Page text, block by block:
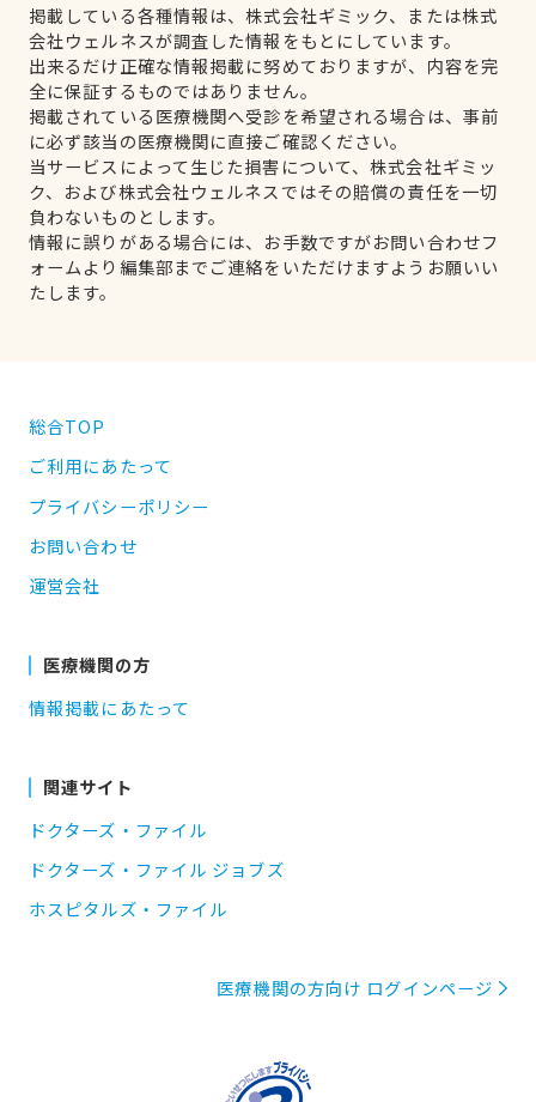
掲載している各種情報は、株式会社ギミック、または株式
会社ウェルネスが調査した情報をもとにしています。
出来るだけ正確な情報掲載に努めておりますが、内容を完
全に保証するものではありません。
掲載されている医療機関へ受診を希望される場合は、事前
に必ず該当の医療機関に直接ご確認ください。
当サービスによって生じた損害について、株式会社ギミッ
ク、および株式会社ウェルネスではその賠償の責任を一切
負わないものとします。
情報に誤りがある場合には、お手数ですがお問い合わせフ
ォームより編集部までご連絡をいただけますようお願いい
たします。
総合TOP
ご利用にあたって
プライバシーポリシー
お問い合わせ
運営会社
医療機関の方
情報掲載にあたって
関連サイト
ドクターズ・ファイル
ドクターズ・ファイル ジョブズ
ホスピタルズ・ファイル
医療機関の方向け ログインページ